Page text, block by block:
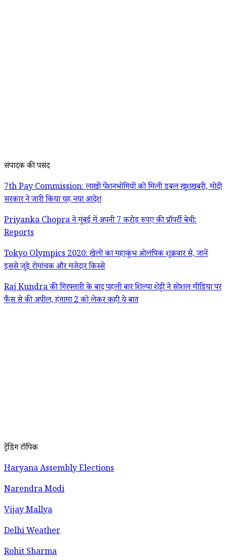
संपादक की पसंद
7th Pay Commission: लाखों पेंशनभोगियों को मिली डबल खुशखबरी, मोदी
सरकार ने जारी किया यह नया आदेश
Priyanka Chopra ने मुंबई में अपनी 7 करोड़ रुपए की प्रॉपर्टी बेची:
Reports
Tokyo Olympics 2020: खेलों का महाकुंभ ओलंपिक शुक्रवार से, जानें
इससे जुड़े रोमांचक और मजेदार किस्से
Raj Kundra की गिरफ्तारी के बाद पहली बार शिल्पा शेट्टी ने सोशल मीडिया पर
फैंस से की अपील, हंगामा 2 को लेकर कही ये बात
ट्रेंडिंग टॉपिक
Haryana Assembly Elections
Narendra Modi
Vijay Mallya
Delhi Weather
Rohit Sharma